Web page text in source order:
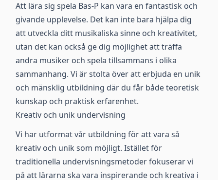
Att lära sig spela Bas-P kan vara en fantastisk och
givande upplevelse. Det kan inte bara hjälpa dig
att utveckla ditt musikaliska sinne och kreativitet,
utan det kan också ge dig möjlighet att träffa
andra musiker och spela tillsammans i olika
sammanhang. Vi är stolta över att erbjuda en unik
och mänsklig utbildning där du får både teoretisk
kunskap och praktisk erfarenhet.
Kreativ och unik undervisning
Vi har utformat vår utbildning för att vara så
kreativ och unik som möjligt. Istället för
traditionella undervisningsmetoder fokuserar vi
på att lärarna ska vara inspirerande och kreativa i